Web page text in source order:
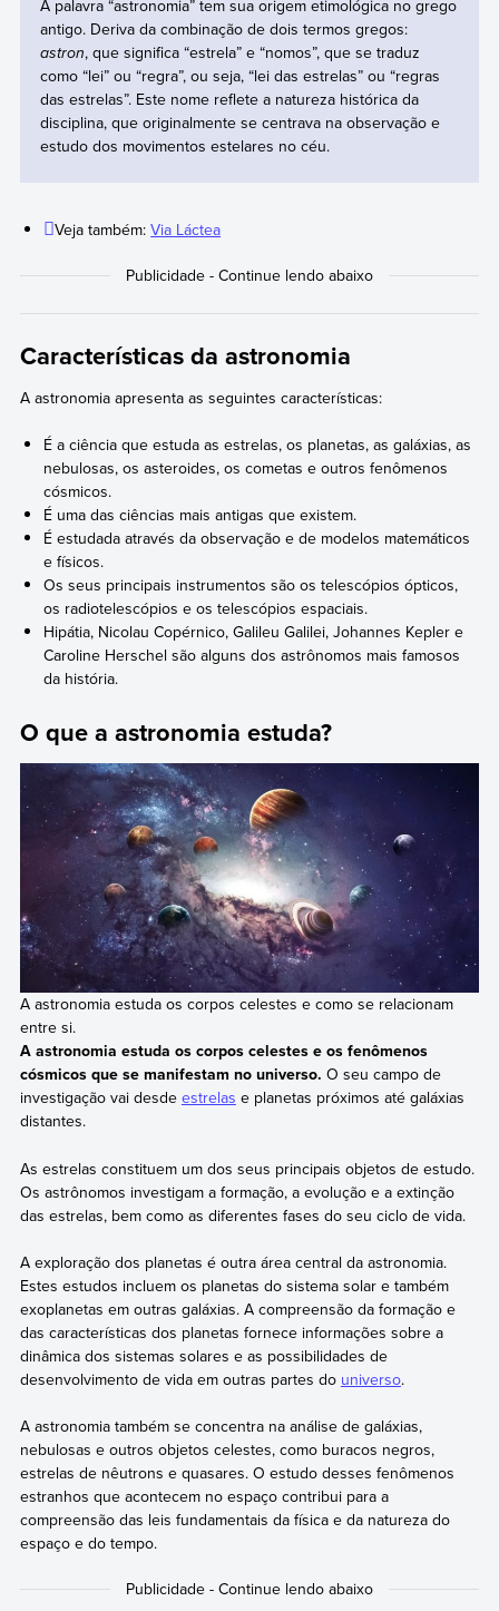
A palavra “astronomia” tem sua origem etimológica no grego
antigo. Deriva da combinação de dois termos gregos:
astron, que significa “estrela” e “nomos”, que se traduz
como “lei” ou “regra”, ou seja, “lei das estrelas” ou “regras
das estrelas”. Este nome reflete a natureza histórica da
disciplina, que originalmente se centrava na observação e
estudo dos movimentos estelares no céu.
Veja também:Via Láctea
Características da astronomia
A astronomia apresenta as seguintes características:
É a ciência que estuda as estrelas, os planetas, as galáxias, as
nebulosas, os asteroides, os cometas e outros fenômenos
cósmicos.
É uma das ciências mais antigas que existem.
É estudada através da observação e de modelos matemáticos
e físicos.
Os seus principais instrumentos são os telescópios ópticos,
os radiotelescópios e os telescópios espaciais.
Hipátia, Nicolau Copérnico, Galileu Galilei, Johannes Kepler e
Caroline Herschel são alguns dos astrônomos mais famosos
da história.
O que a astronomia estuda?
A astronomia estuda os corpos celestes e como se relacionam
entre si.
A astronomia estuda os corpos celestes e os fenômenos
cósmicos que se manifestam no universo. O seu campo de
investigação vai desde estrelas e planetas próximos até galáxias
distantes.
As estrelas constituem um dos seus principais objetos de estudo.
Os astrônomos investigam a formação, a evolução e a extinção
das estrelas, bem como as diferentes fases do seu ciclo de vida.
A exploração dos planetas é outra área central da astronomia.
Estes estudos incluem os planetas do sistema solar e também
exoplanetas em outras galáxias. A compreensão da formação e
das características dos planetas fornece informações sobre a
dinâmica dos sistemas solares e as possibilidades de
desenvolvimento de vida em outras partes do universo.
A astronomia também se concentra na análise de galáxias,
nebulosas e outros objetos celestes, como buracos negros,
estrelas de nêutrons e quasares. O estudo desses fenômenos
estranhos que acontecem no espaço contribui para a
compreensão das leis fundamentais da física e da natureza do
espaço e do tempo.